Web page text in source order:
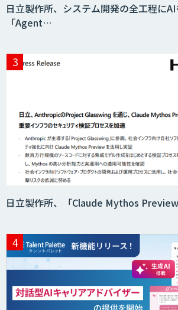
日立製作所、システム開発の全工程に
「Agent…
日立製作所、「Claude Mythos